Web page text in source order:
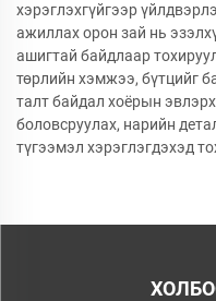
хэрэглэхгүйгээр
ажиллах орон зай нь
ашигтай байдлаар
төрлийн хэмжээ, бүтцийг
талт байдал хоёрын
боловсруулах, нарийн
түгээмэл хэрэглэгдэхэд